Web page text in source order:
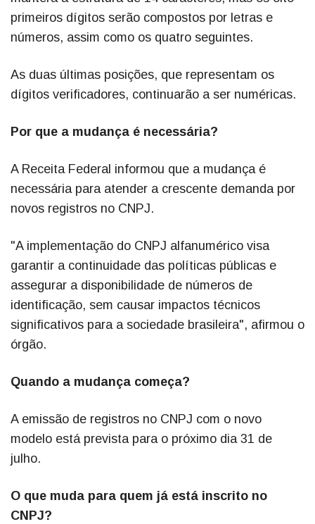
primeiros dígitos serão compostos por letras e
números, assim como os quatro seguintes.
As duas últimas posições, que representam os
dígitos verificadores, continuarão a ser numéricas.
Por que a mudança é necessária?
A Receita Federal informou que a mudança é
necessária para atender a crescente demanda por
novos registros no CNPJ.
"A implementação do CNPJ alfanumérico visa
garantir a continuidade das políticas públicas e
assegurar a disponibilidade de números de
identificação, sem causar impactos técnicos
significativos para a sociedade brasileira", afirmou o
órgão.
Quando a mudança começa?
A emissão de registros no CNPJ com o novo
modelo está prevista para o próximo dia 31 de
julho.
O que muda para quem já está inscrito no
CNPJ?